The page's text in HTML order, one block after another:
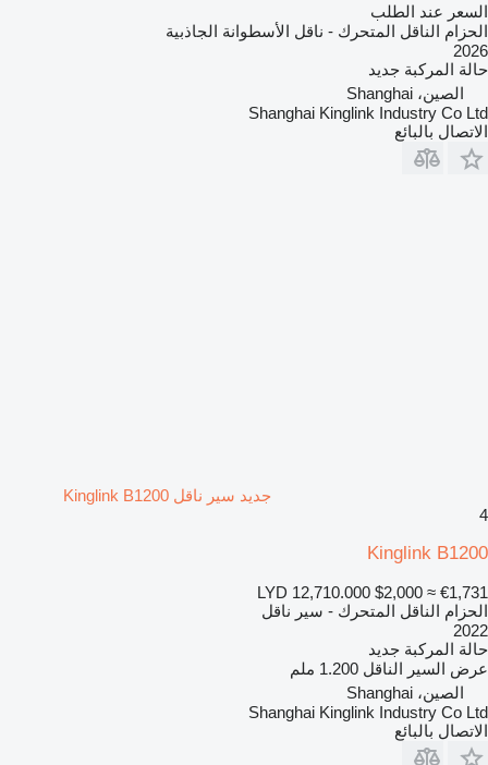
السعر عند الطلب
الحزام الناقل المتحرك - ناقل الأسطوانة الجاذبية
2026
حالة المركبة جديد
الصين، Shanghai
Shanghai Kinglink Industry Co Ltd
الاتصال بالبائع
جديد سير ناقل Kinglink B1200
4
Kinglink B1200
LYD 12,710.000 $2,000 ≈ €1,731
الحزام الناقل المتحرك - سير ناقل
2022
حالة المركبة جديد
عرض السير الناقل 1.200 ملم
الصين، Shanghai
Shanghai Kinglink Industry Co Ltd
الاتصال بالبائع